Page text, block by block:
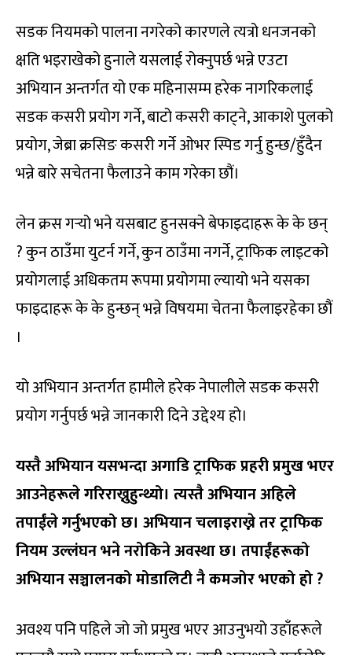
सडक नियमको पालना नगरेको कारणले त्यत्रो धनजनको
क्षति भइराखेको हुनाले यसलाई रोक्नुपर्छ भन्ने एउटा
अभियान अन्तर्गत यो एक महिनासम्म हरेक नागरिकलाई
सडक कसरी प्रयोग गर्ने, बाटो कसरी काट्ने, आकाशे पुलको
प्रयोग, जेब्रा क्रसिङ कसरी गर्ने ओभर स्पिड गर्नु हुन्छ/हुँदैन
भन्ने बारे सचेतना फैलाउने काम गरेका छौं।
लेन क्रस गर्‍यो भने यसबाट हुनसक्ने बेफाइदाहरू के के छन्
? कुन ठाउँमा युटर्न गर्ने, कुन ठाउँमा नगर्ने, ट्राफिक लाइटको
प्रयोगलाई अधिकतम रूपमा प्रयोगमा ल्यायो भने यसका
फाइदाहरू के के हुन्छन् भन्ने विषयमा चेतना फैलाइरहेका छौं
।
यो अभियान अन्तर्गत हामीले हरेक नेपालीले सडक कसरी
प्रयोग गर्नुपर्छ भन्ने जानकारी दिने उद्देश्य हो।
यस्तै अभियान यसभन्दा अगाडि ट्राफिक प्रहरी प्रमुख भएर
आउनेहरूले गरिराख्नुहुन्थ्यो। त्यस्तै अभियान अहिले
तपाईंले गर्नुभएको छ। अभियान चलाइराख्ने तर ट्राफिक
नियम उल्लंघन भने नरोकिने अवस्था छ। तपाईंहरूको
अभियान सञ्चालनको मोडालिटी नै कमजोर भएको हो?
अवश्य पनि पहिले जो जो प्रमुख भएर आउनुभयो उहाँहरूले